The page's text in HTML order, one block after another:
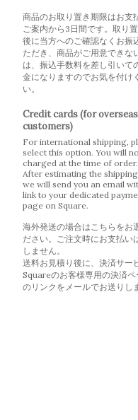
商品のお取り置き期限はお支
ご案内から3日間です。取り
後に当方へのご確認なくお振
ただき、商品がご用意できな
は、振込手数料を差し引いて
金になりますのでお気を付け
い。
Credit cards (for overseas
customers)
For international shipping,
select this option. You will
charged at the time of order.
After estimating the
we will send you an email
link to your dedicated
page on Square.
海外発送の場合はこちらをお
ださい。ご注文時にお支払い
しません。
送料お見積り後に、決済サー
Squareのお客様専用の決済ペ
のリンクをメールでお送りし